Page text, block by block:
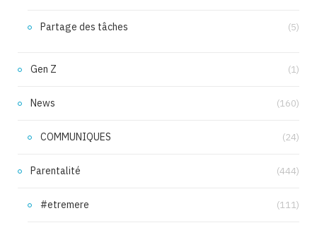
Partage des tâches (5)
Gen Z (1)
News (160)
COMMUNIQUES (24)
Parentalité (444)
#etremere (111)